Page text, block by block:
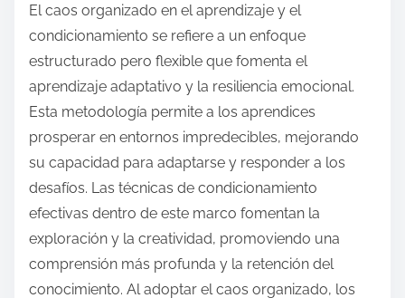
El caos organizado en el aprendizaje y el
condicionamiento se refiere a un enfoque
estructurado pero flexible que fomenta el
aprendizaje adaptativo y la resiliencia emocional.
Esta metodología permite a los aprendices
prosperar en entornos impredecibles, mejorando
su capacidad para adaptarse y responder a los
desafíos. Las técnicas de condicionamiento
efectivas dentro de este marco fomentan la
exploración y la creatividad, promoviendo una
comprensión más profunda y la retención del
conocimiento. Al adoptar el caos organizado, los